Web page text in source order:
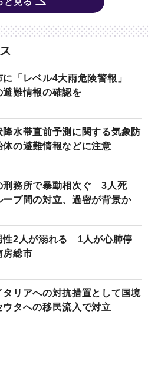
に「レベル4大雨危険警報」
避難情報の確認を
降水帯直前予測に関する気象防
の避難情報などに注意
刑務所で暴動相次ぐ 3人死
プ間の対立、過密が背景か
性2人が溺れる 1人が心肺停
総市
リアへの対抗措置として国境
タへの移民流入で対立